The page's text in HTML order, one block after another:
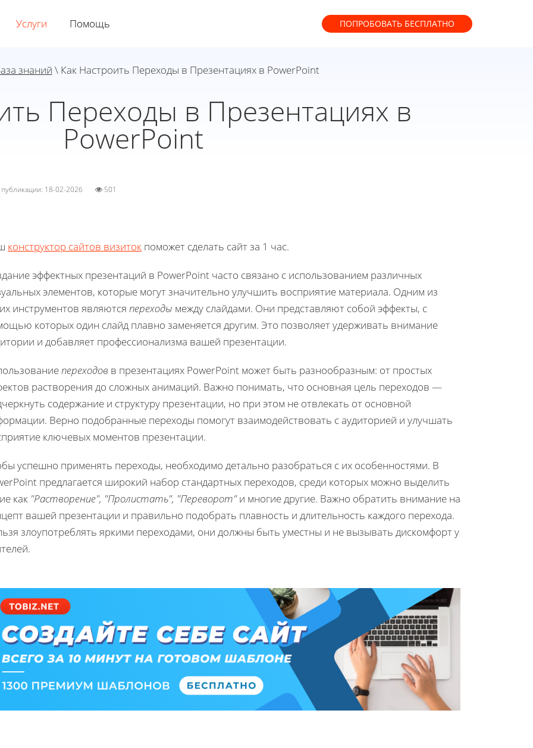
Услуги Помощь ПОПРОБОВАТЬ БЕСПЛАТНО
знаний \ Как Настроить Переходы в Презентациях в PowerPoint
Переходы в Презентациях в
PowerPoint
публикации: 18-02-2026 501
конструктор сайтов визиток поможет сделать сайт за 1 час.
эффектных презентаций в PowerPoint часто связано с использованием различных
элементов, которые могут значительно улучшить восприятие материала. Одним из
инструментов являются переходы между слайдами. Они представляют собой эффекты, с
которых один слайд плавно заменяется другим. Это позволяет удерживать внимание
и добавляет профессионализма вашей презентации.
переходов в презентациях PowerPoint может быть разнообразным: от простых
растворения до сложных анимаций. Важно понимать, что основная цель переходов —
содержание и структуру презентации, но при этом не отвлекать от основной
Верно подобранные переходы помогут взаимодействовать с аудиторией и улучшать
ключевых моментов презентации.
успешно применять переходы, необходимо детально разобраться с их особенностями. В
предлагается широкий набор стандартных переходов, среди которых можно выделить
как "Растворение", "Пролистать", "Переворот"и многие другие. Важно обратить внимание на
вашей презентации и правильно подобрать плавность и длительность каждого перехода.
злоупотреблять яркими переходами, они должны быть уместны и не вызывать дискомфорт у